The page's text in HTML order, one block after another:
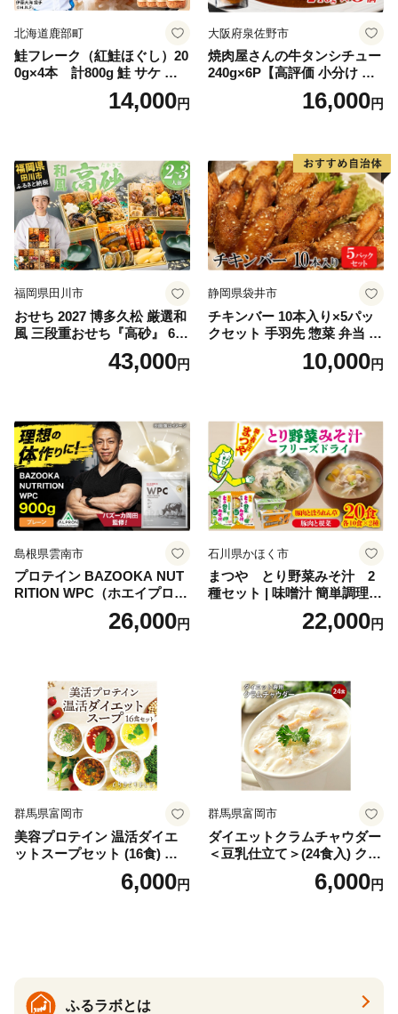
北海道鹿部町
鮭フレーク（紅鮭ほぐし）20
0g×4本 計800g 鮭 サケ 鮭
ほぐし サケフレーク シャケ
フレーク 鮭フレーク14,000円
大阪府泉佐野市
焼肉屋さんの牛タンシチュー
240g×6P【高評価 小分け 惣
菜 牛たん 一人暮らし 冷凍】
16,000円
福岡県田川市
おせち 2027 博多久松 厳選和
風 三段重おせち『高砂』 6.5
寸 3段重 2～3人前 おせち料
理 重箱 お正月 冷凍おせち 縁
ち 本格おせち おせち予約 年
末 年始 お取り寄せ 新春 贅沢
おせち こだわりおせち 惣菜
老舗おせち ふるさと納税お
せち 御節 お節料理 正月 調理
不要 おせち料理2027
43,000円
静岡県袋井市
チキンバー 10本入り×5パッ
クセット 手羽先 惣菜 弁当 お
かず お酒 おつまみ ギフト キ
ャンプ アウトドア キャンプ
10,000円
島根県雲南市
プロテイン BAZOOKA NUT
RITION WPC（ホエイプロテ
イン）＜プレーン＞ 900g｜
バズーカ岡田監修・植物由来
ロン [AIEN005]
26,000円
石川県かほく市
まつや とり野菜みそ汁 2
種セット | 味噌汁 簡単調理
お味噌 おみそ みそ とり野菜
時短料理 時短ごはん ご当地
22,000円
群馬県富岡市
美容プロテイン 温活ダイエ
ットスープセット (16食) 小
分け スープ 食べ比べ セット
詰合せ クラムチャウダー チ
6,000円
群馬県富岡市
ダイエットクラムチャウダー
＜豆乳仕立て＞(24食入) クラ
ムチャウダー 豆乳 ダイエッ
ト スープ プロテイン たんぱ
6,000円
ふるラボとは